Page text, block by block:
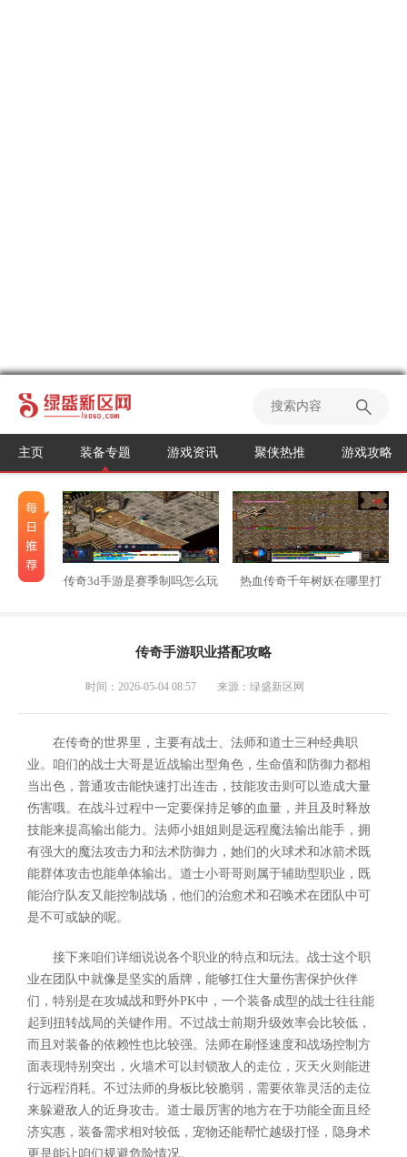
主页 装备专题 游戏资讯 聚侠热推 游戏攻略
传奇3d手游是赛季制吗怎么玩 热血传奇千年树妖在哪里打
传奇手游职业搭配攻略
时间：2026-05-04 08:57 来源：绿盛新区网
在传奇的世界里，主要有战士、法师和道士三种经典职
业。咱们的战士大哥是近战输出型角色，生命值和防御力都相
当出色，普通攻击能快速打出连击，技能攻击则可以造成大量
伤害哦。在战斗过程中一定要保持足够的血量，并且及时释放
技能来提高输出能力。法师小姐姐则是远程魔法输出能手，拥
有强大的魔法攻击力和法术防御力，她们的火球术和冰箭术既
能群体攻击也能单体输出。道士小哥哥则属于辅助型职业，既
能治疗队友又能控制战场，他们的治愈术和召唤术在团队中可
是不可或缺的呢。
接下来咱们详细说说各个职业的特点和玩法。战士这个职
业在团队中就像是坚实的盾牌，能够扛住大量伤害保护伙伴
们，特别是在攻城战和野外PK中，一个装备成型的战士往往能
起到扭转战局的关键作用。不过战士前期升级效率会比较低，
而且对装备的依赖性也比较强。法师在刷怪速度和战场控制方
面表现特别突出，火墙术可以封锁敌人的走位，灭天火则能进
行远程消耗。不过法师的身板比较脆弱，需要依靠灵活的走位
来躲避敌人的近身攻击。道士最厉害的地方在于功能全面且经
济实惠，装备需求相对较低，宠物还能帮忙越级打怪，隐身术
更是能让咱们规避危险情况。